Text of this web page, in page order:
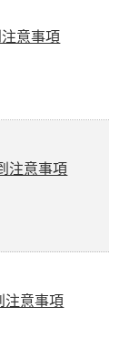
意事項
注意事項
注意事項